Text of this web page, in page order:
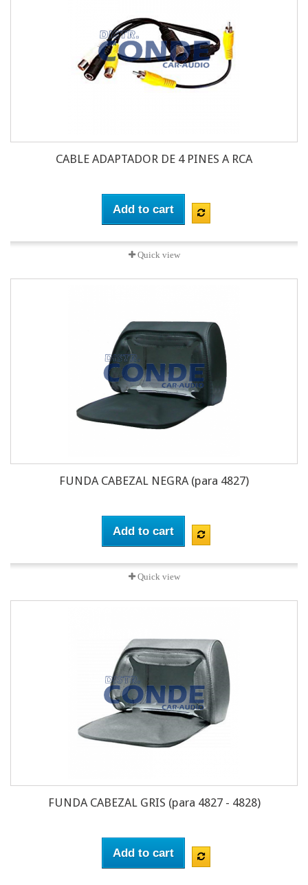
CABLE ADAPTADOR DE 4 PINES A RCA
Add to cart
Quick view
FUNDA CABEZAL NEGRA (para 4827)
Add to cart
Quick view
FUNDA CABEZAL GRIS (para 4827 - 4828)
Add to cart